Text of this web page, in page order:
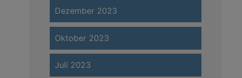
Dezember 2023
Oktober 2023
Juli 2023